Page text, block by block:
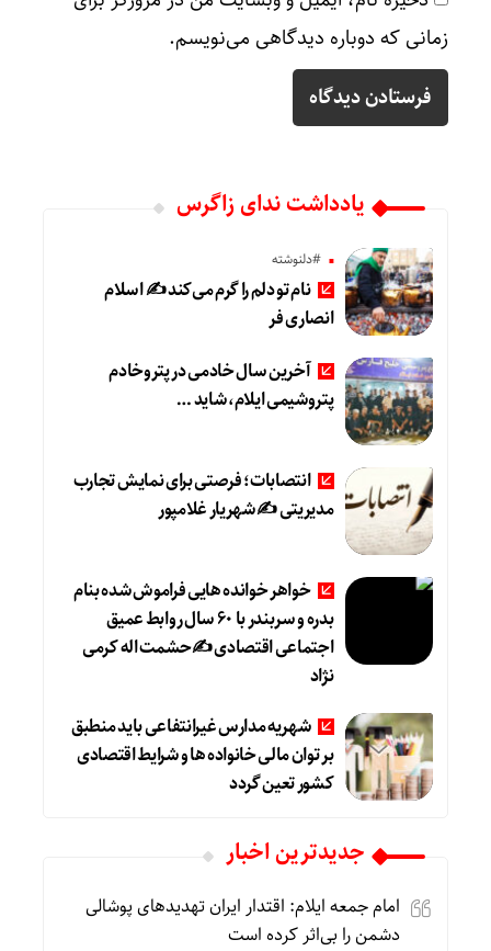
زمانی که دوباره دیدگاهی می‌نویسم.
یادداشت ندای زاگرس
#دلنوشته
نام تو دلم را گرم می‌کند ✍️ اسلام
انصاری فر
آخرین سال خادمی در پتروخادم
پتروشیمی ایلام، شاید …
انتصابات؛ فرصتی برای نمایش تجارب
مدیریتی ✍ شهریار غلامپور
خواهر خوانده هایی فراموش شده بنام
بدره و سربندر با ۶۰ سال روابط عمیق
اجتماعی اقتصادی ✍حشمت اله کرمی
نژاد
شهریه مدارس غیرانتفاعی باید منطبق
بر توان مالی خانواده ها و شرایط اقتصادی
کشور تعین گردد
جديدترين اخبار
امام جمعه ایلام: اقتدار ایران تهدیدهای پوشالی
دشمن را بی‌اثر کرده است